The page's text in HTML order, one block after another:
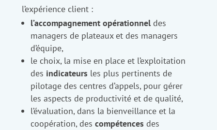
l’expérience client :
l’accompagnement opérationneldes
managers de plateaux et des managers
d’équipe,
le choix, la mise en place et l’exploitation
des indicateurs les plus pertinents de
pilotage des centres d’appels, pour gérer
les aspects de productivité et de qualité,
l’évaluation, dans la bienveillance et la
coopération, des compétences des